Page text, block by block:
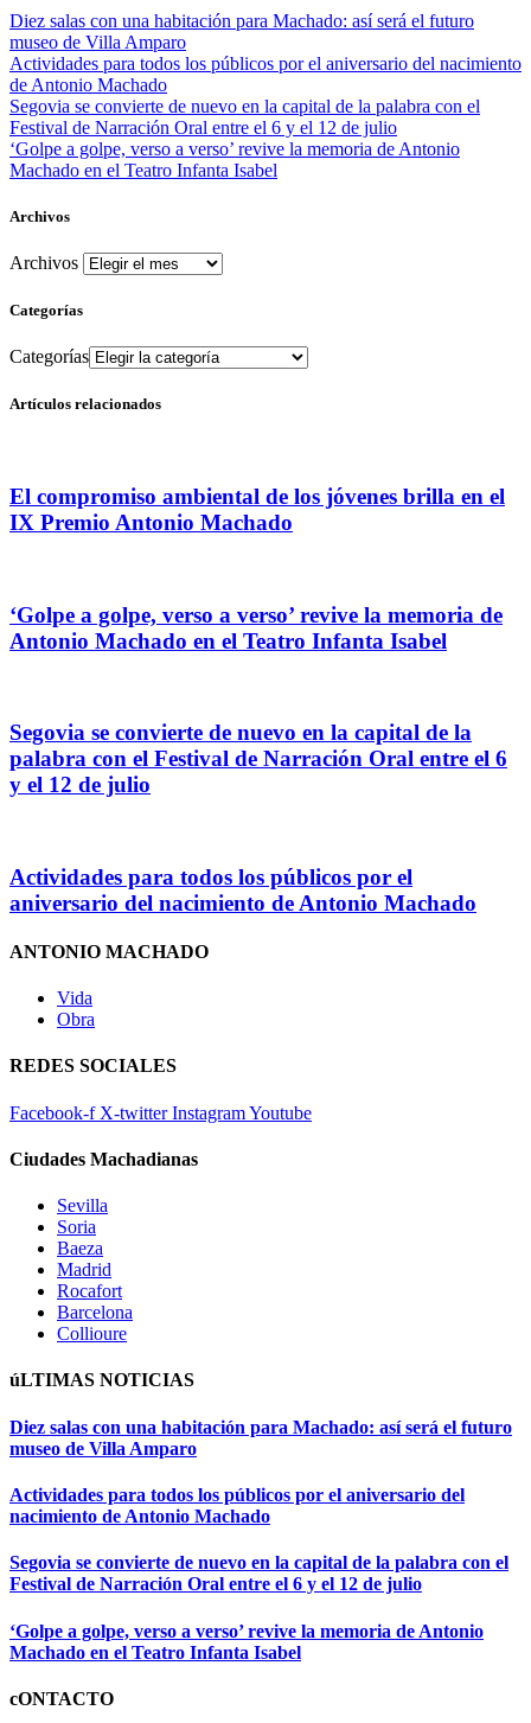
Diez salas con una habitación para Machado: así será el futuro
museo de Villa Amparo
Actividades para todos los públicos por el aniversario del nacimiento
de Antonio Machado
Segovia se convierte de nuevo en la capital de la palabra con el
Festival de Narración Oral entre el 6 y el 12 de julio
‘Golpe a golpe, verso a verso’ revive la memoria de Antonio
Machado en el Teatro Infanta Isabel
Archivos
Archivos
Categorías
Categorías
Artículos relacionados
El compromiso ambiental de los jóvenes brilla en el
IX Premio Antonio Machado
‘Golpe a golpe, verso a verso’ revive la memoria de
Antonio Machado en el Teatro Infanta Isabel
Segovia se convierte de nuevo en la capital de la
palabra con el Festival de Narración Oral entre el 6
y el 12 de julio
Actividades para todos los públicos por el
aniversario del nacimiento de Antonio Machado
ANTONIO MACHADO
Vida
Obra
REDES SOCIALES
Facebook-f X-twitter InstagramYoutube
Ciudades Machadianas
Sevilla
Soria
Baeza
Madrid
Rocafort
Barcelona
Collioure
úLTIMAS NOTICIAS
Diez salas con una habitación para Machado: así será el futuro
museo de Villa Amparo
Actividades para todos los públicos por el aniversario del
nacimiento de Antonio Machado
Segovia se convierte de nuevo en la capital de la palabra con el
Festival de Narración Oral entre el 6 y el 12 de julio
‘Golpe a golpe, verso a verso’ revive la memoria de Antonio
Machado en el Teatro Infanta Isabel
cONTACTO